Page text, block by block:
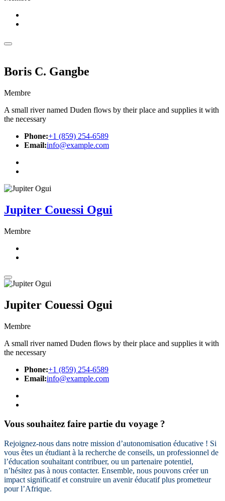
Boris C. Gangbe
Membre
A small river named Duden flows by their place and supplies it with
the necessary
Phone:+1 (859) 254-6589
Email:info@example.com
Jupiter Couessi Ogui
Membre
Jupiter Couessi Ogui
Membre
A small river named Duden flows by their place and supplies it with
the necessary
Phone:+1 (859) 254-6589
Email:info@example.com
Vous souhaitez faire partie du voyage ?
Rejoignez-nous dans notre mission d’autonomisation éducative ! Si
vous êtes un étudiant à la recherche de conseils, un professionnel de
l’éducation souhaitant contribuer, ou un partenaire potentiel,
n’hésitez pas à nous contacter. Ensemble, nous pouvons créer un
impact significatif et construire un avenir éducatif plus prometteur
pour l’Afrique.